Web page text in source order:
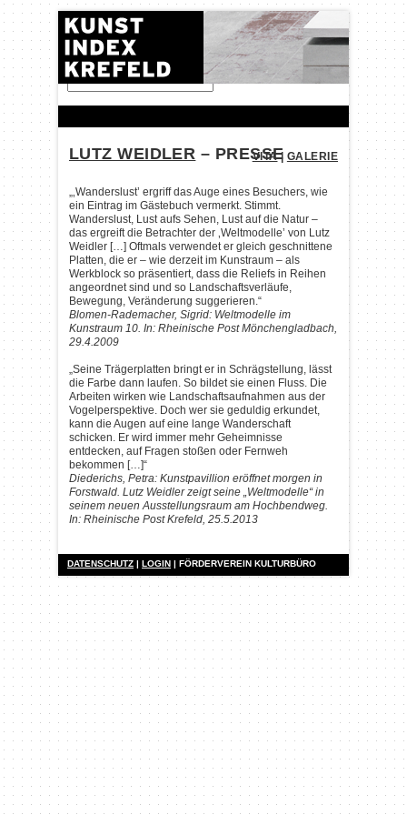
FINDEN:
LUTZ WEIDLER – PRESSE
VITA| GALERIE
„‚Wanderslust’ ergriff das Auge eines Besuchers, wie
ein Eintrag im Gästebuch vermerkt. Stimmt.
Wanderslust, Lust aufs Sehen, Lust auf die Natur –
das ergreift die Betrachter der ‚Weltmodelle’ von Lutz
Weidler […] Oftmals verwendet er gleich geschnittene
Platten, die er – wie derzeit im Kunstraum – als
Werkblock so präsentiert, dass die Reliefs in Reihen
angeordnet sind und so Landschaftsverläufe,
Bewegung, Veränderung suggerieren.“
Blomen-Rademacher, Sigrid: Weltmodelle im
Kunstraum 10. In: Rheinische Post Mönchengladbach,
29.4.2009
„Seine Trägerplatten bringt er in Schrägstellung, lässt
die Farbe dann laufen. So bildet sie einen Fluss. Die
Arbeiten wirken wie Landschaftsaufnahmen aus der
Vogelperspektive. Doch wer sie geduldig erkundet,
kann die Augen auf eine lange Wanderschaft
schicken. Er wird immer mehr Geheimnisse
entdecken, auf Fragen stoßen oder Fernweh
bekommen […]“
Diederichs, Petra: Kunstpavillion eröffnet morgen in
Forstwald. Lutz Weidler zeigt seine „Weltmodelle“ in
seinem neuen Ausstellungsraum am Hochbendweg.
In: Rheinische Post Krefeld, 25.5.2013
DATENSCHUTZ | LOGIN | FÖRDERVEREIN KULTURBÜRO